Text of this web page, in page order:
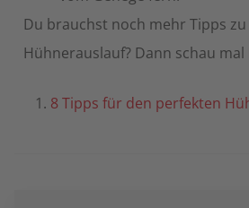
Du brauchst noch mehr Tipps
Hühnerauslauf? Dann schau mal
8 Tipps für den perfekten